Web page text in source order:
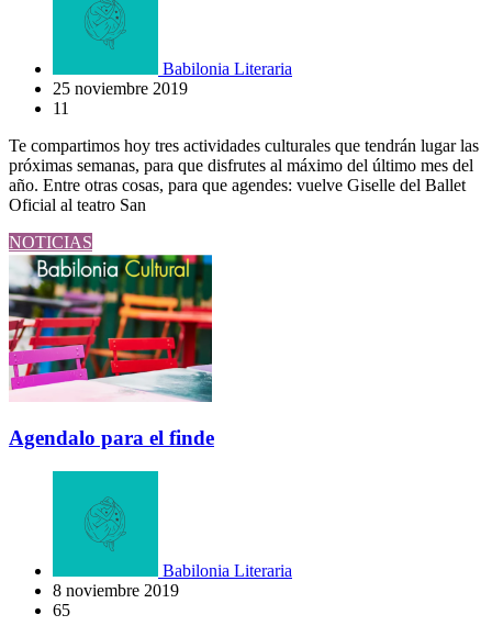
Babilonia Literaria
25 noviembre 2019
11
Te compartimos hoy tres actividades culturales que tendrán lugar las
próximas semanas, para que disfrutes al máximo del último mes del
año. Entre otras cosas, para que agendes: vuelve Giselle del Ballet
Oficial al teatro San
NOTICIAS
Agendalo para el finde
Babilonia Literaria
8 noviembre 2019
65